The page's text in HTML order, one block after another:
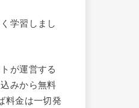
学習しまし
が運営する
みから無料
料金は一切発